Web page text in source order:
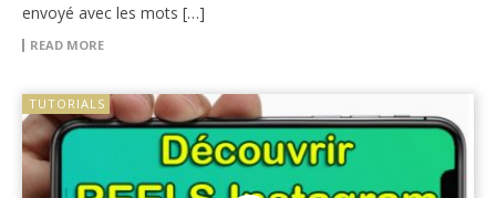
envoyé avec les mots […]
READ MORE
TUTORIALS